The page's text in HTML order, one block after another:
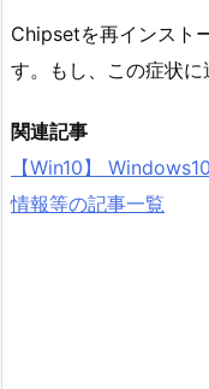
Chipsetを再インスト
す。もし、この症状に
関連記事
【Win10】
情報等の記事一覧